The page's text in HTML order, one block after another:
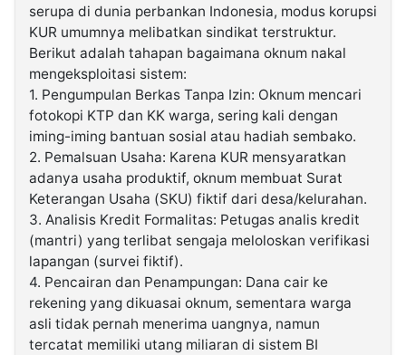
serupa di dunia perbankan Indonesia, modus korupsi
KUR umumnya melibatkan sindikat terstruktur.
Berikut adalah tahapan bagaimana oknum nakal
mengeksploitasi sistem:
1. Pengumpulan Berkas Tanpa Izin: Oknum mencari
fotokopi KTP dan KK warga, sering kali dengan
iming-iming bantuan sosial atau hadiah sembako.
2. Pemalsuan Usaha: Karena KUR mensyaratkan
adanya usaha produktif, oknum membuat Surat
Keterangan Usaha (SKU) fiktif dari desa/kelurahan.
3. Analisis Kredit Formalitas: Petugas analis kredit
(mantri) yang terlibat sengaja meloloskan verifikasi
lapangan (survei fiktif).
4. Pencairan dan Penampungan: Dana cair ke
rekening yang dikuasai oknum, sementara warga
asli tidak pernah menerima uangnya, namun
tercatat memiliki utang miliaran di sistem BI